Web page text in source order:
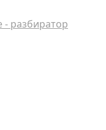
- разбиратор